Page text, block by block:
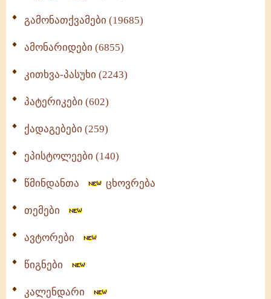
გამონათქვამები (19685)
ამონარიდები (6855)
კითხვა-პასუხი (2243)
პატერიკები (602)
ქადაგებები (259)
ეპისტოლეები (140)
წმინდანთა ცხოვრება
თემები
ავტორები
წიგნები
კალენდარი